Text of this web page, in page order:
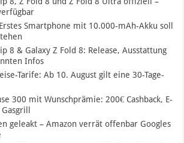
Smartphone mit 10.000-mAh-Akku soll
8 & Galaxy Z Fold 8: Release, Ausstattung
Infos
Tarife: Ab 10. August gilt eine 30-Tage-
300 mit Wunschprämie: 200€ Cashback, E-
geleakt – Amazon verrät offenbar Googles